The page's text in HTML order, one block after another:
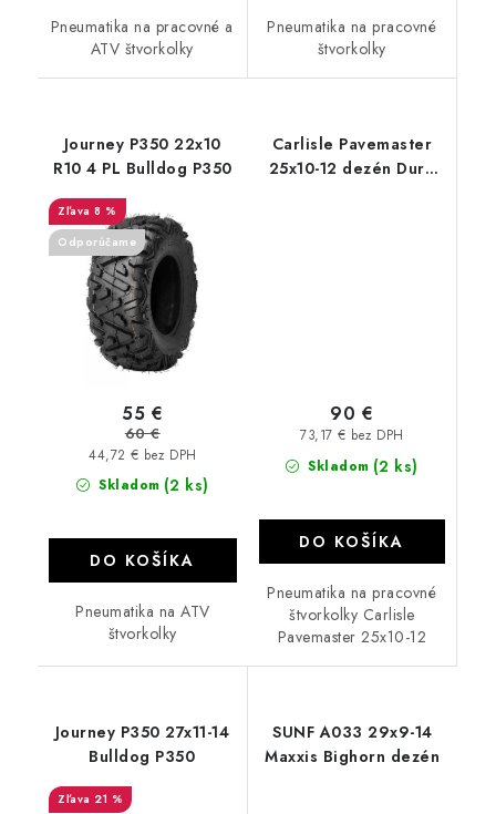
Pneumatika na pracovné a
ATV štvorkolky
Pneumatika na pracovné
štvorkolky
Journey P350 22x10
R10 4 PL Bulldog P350
8 %
Odporúčame
Skladom (2 ks)
44,72 € bez DPH
55 €
60 €
DO KOŠÍKA
Pneumatika na ATV
štvorkolky
Carlisle Pavemaster
25x10-12 dezén Duro
Skladom (2 ks)
73,17 € bez DPH
90 €
DO KOŠÍKA
Pneumatika na pracovné
štvorkolky Carlisle
Pavemaster 25x10-12
Journey P350 27x11-14
Bulldog P350
21 %
SUNF A033 29x9-14
Maxxis Bighorn dezén